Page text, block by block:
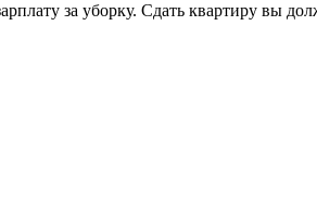
за уборку. Сдать квартиру вы